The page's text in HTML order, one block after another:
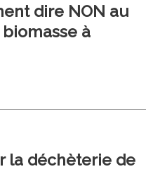
dire NON au
à
la déchèterie de